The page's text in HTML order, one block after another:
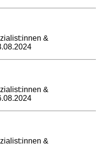
&
&
&